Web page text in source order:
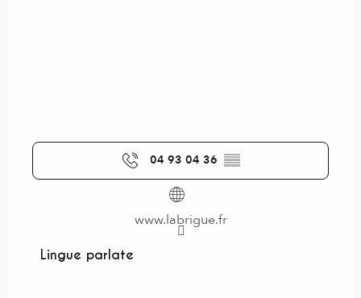
04 93 04 36 ▒▒
www.labrigue.fr
Lingue parlate
Lingue parlate